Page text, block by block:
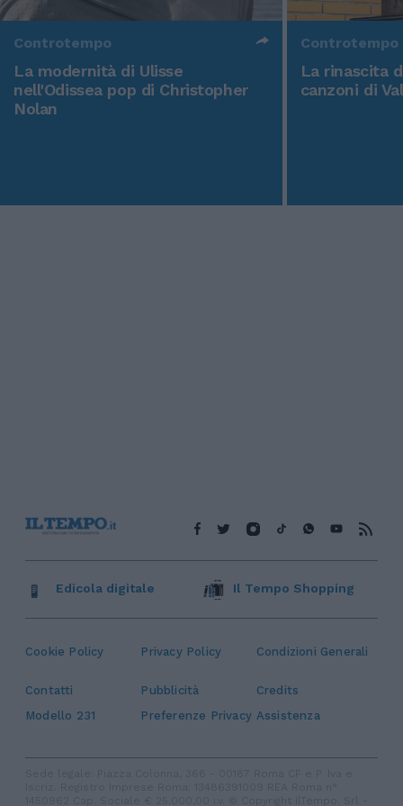
Controtempo
La modernità di Ulisse
nell'Odissea pop di Christopher
Nolan
Controtempo
La rinascita
canzoni di
Cookie Policy Privacy Policy Condizioni Generali
Contatti Pubblicità
Credits
Modello 231
Preferenze Privacy Assistenza
Edicola digitale Il Tempo Shopping